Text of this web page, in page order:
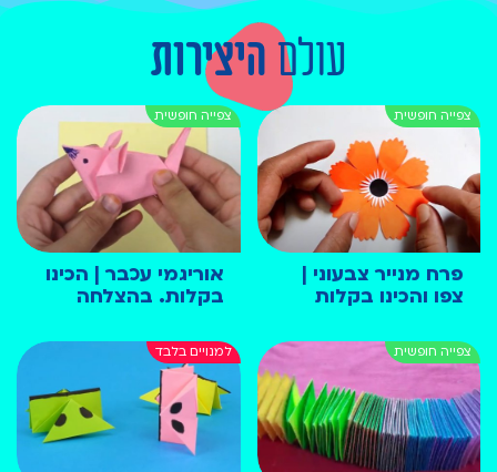
עולם היצירות
פרח מנייר צבעוני |
צפו והכינו בקלות
אוריגמי עכבר | הכינו
בקלות. בהצלחה